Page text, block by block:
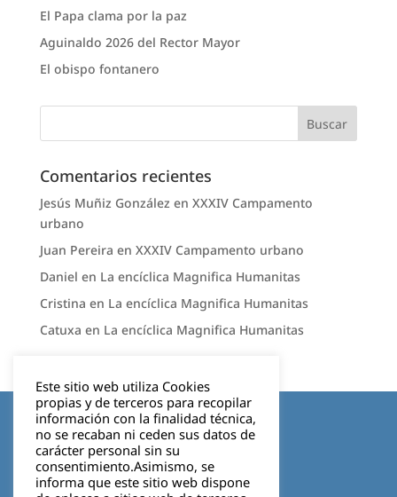
El Papa clama por la paz
Aguinaldo 2026 del Rector Mayor
El obispo fontanero
Comentarios recientes
Jesús Muñiz González en XXXIV Campamento
urbano
Juan Pereira en XXXIV Campamento urbano
Daniel en La encíclica Magnifica Humanitas
Cristina en La encíclica Magnifica Humanitas
Catuxa en La encíclica Magnifica Humanitas
Aviso legal
Política de privacidad
Cookies
Este sitio web utiliza Cookies
propias y de terceros para recopilar
información con la finalidad técnica,
no se recaban ni ceden sus datos de
carácter personal sin su
consentimiento.Asimismo, se
informa que este sitio web dispone